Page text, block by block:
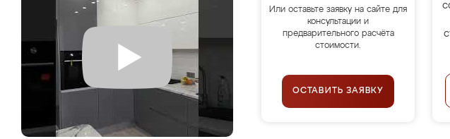
Или оставьте заявку на сайте для
консультации и
предварительного расчёта
стоимости.
ОСТАВИТЬ ЗАЯВКУ